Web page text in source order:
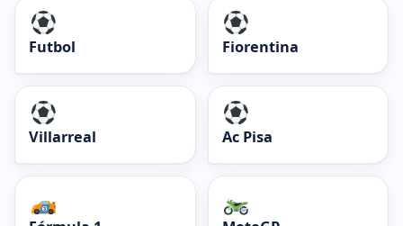
Futbol Fiorentina
Villarreal Ac Pisa